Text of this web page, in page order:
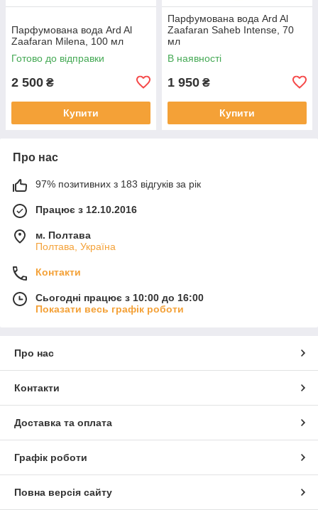
Парфумована вода Ard Al
Zaafaran Milena, 100 мл
Готово до відправки
2 500 ₴
Купити
Парфумована вода Ard Al
Zaafaran Saheb Intense, 70
мл
В наявності
1 950 ₴
Купити
Про нас
97% позитивних з 183 відгуків за рік
Працює з 12.10.2016
м. Полтава
Полтава, Україна
Контакти
Сьогодні працює з 10:00 до 16:00
Показати весь графік роботи
Про нас
Контакти
Доставка та оплата
Графік роботи
Повна версія сайту